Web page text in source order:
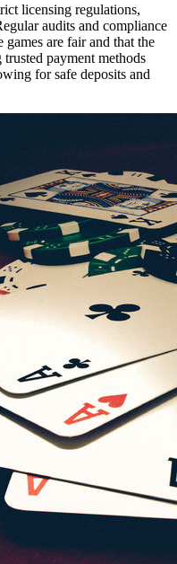
licensing regulations,
audits and compliance
games are fair and that the
payment methods
for safe deposits and